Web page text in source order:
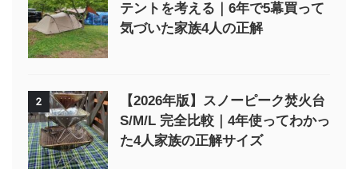
テントを考える｜6年で5幕買って
気づいた家族4人の正解
2
【2026年版】スノーピーク焚火台
S/M/L 完全比較｜4年使ってわかっ
た4人家族の正解サイズ